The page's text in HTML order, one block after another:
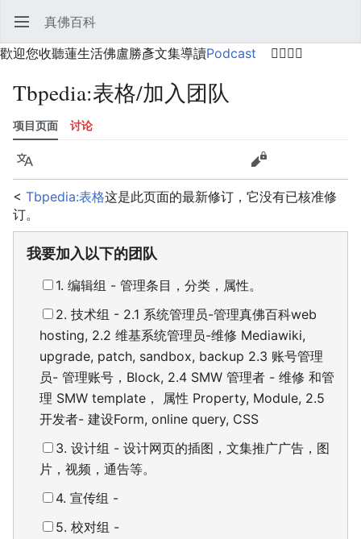
打开主菜单 真佛百科
歡迎您收聽蓮生活佛盧勝彥文集導讀Podcast 🙋‍♂️🙋‍♀️
Tbpedia:表格/加入团队
项目页面 讨论
语言
< Tbpedia:表格这是此页面的最新修订，它没有已核准修
订。
我要加入以下的团队
1. 编辑组 - 管理条目，分类，属性。
2. 技术组 - 2.1 系统管理员-管理真佛百科web
hosting, 2.2 维基系统管理员-维修 Mediawiki,
upgrade, patch, sandbox, backup 2.3 账号管理
员- 管理账号，Block, 2.4 SMW 管理者 - 维修 和管
理 SMW template， 属性 Property, Module, 2.5
开发者- 建设Form, online query, CSS
3. 设计组 - 设计网页的插图，文集推广广告，图
片，视频，通告等。
4. 宣传组 -
5. 校对组 -